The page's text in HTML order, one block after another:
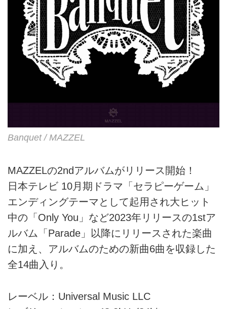
Banquet / MAZZEL
MAZZELの2ndアルバムがリリース開始！
日本テレビ 10月期ドラマ「セラピーゲーム」
エンディングテーマとして起用され大ヒット
中の「Only You」など2023年リリースの1stア
ルバム「Parade」以降にリリースされた楽曲
に加え、アルバムのための新曲6曲を収録した
全14曲入り。
レーベル：Universal Music LLC